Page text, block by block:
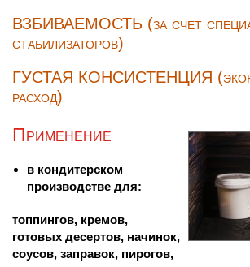
ВЗБИВАЕМОСТЬ (за счет
стабилизаторов)
ГУСТАЯ КОНСИСТЕНЦИЯ
расход)
Применение
в кондитерском
производстве для:
топпингов, кремов,
готовых десертов, начинок,
соусов, заправок, пирогов,